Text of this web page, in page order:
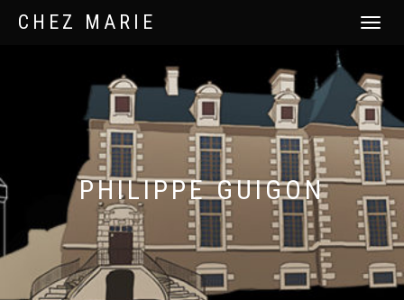
CHEZ MARIE
DÉPLIER
PHILIPPE GUIGON